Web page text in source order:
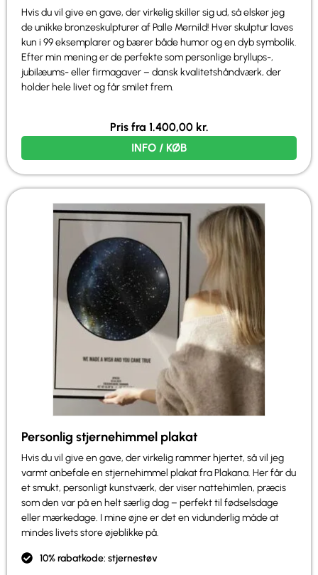
Hvis du vil give en gave, der virkelig skiller sig ud, så elsker jeg
de unikke bronzeskulpturer af Palle Mernild! Hver skulptur laves
kun i 99 eksemplarer og bærer både humor og en dyb symbolik.
Efter min mening er de perfekte som personlige bryllups-,
jubilæums- eller firmagaver – dansk kvalitetshåndværk, der
holder hele livet og får smilet frem.
Pris fra 1.400,00 kr.
INFO / KØB
Personlig stjernehimmel plakat
Hvis du vil give en gave, der virkelig rammer hjertet, så vil jeg
varmt anbefale en stjernehimmel plakat fra Plakana. Her får du
et smukt, personligt kunstværk, der viser nattehimlen, præcis
som den var på en helt særlig dag – perfekt til fødselsdage
eller mærkedage. I mine øjne er det en vidunderlig måde at
mindes livets store øjeblikke på.
10% rabatkode: stjernestøv